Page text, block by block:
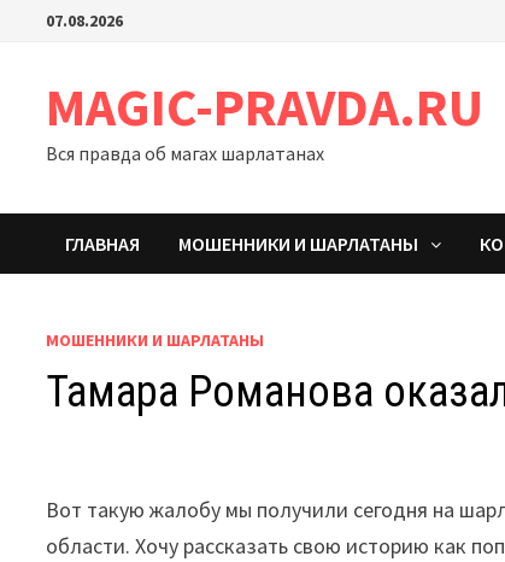
Перейти07.08.2026
MAGIC-PRAVDA.RU
Вся правда об магах шарлатанах
ГЛАВНАЯ МОШЕННИКИ И ШАРЛАТАНЫ
МОШЕННИКИ И ШАРЛАТАНЫ
Тамара Романова
Вот такую жалобу мы получили сегодня на
области. Хочу рассказать свою историю как